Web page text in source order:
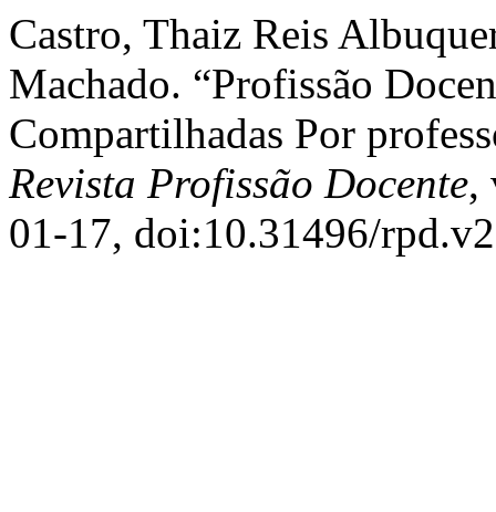
Castro, Thaiz Reis
Machado. “Profissão
Compartilhadas Por
Revista Profissão Docente,
01-17, doi:10.31496/